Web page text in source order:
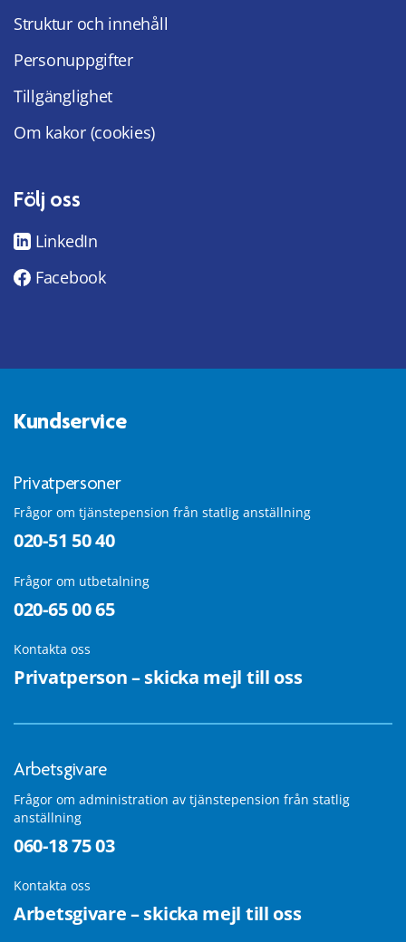
Struktur och innehåll
Personuppgifter
Tillgänglighet
Om kakor (cookies)
Följ oss
LinkedIn
Facebook
Kundservice
Privatpersoner
Frågor om tjänstepension från statlig anställning
020-51 50 40
Frågor om utbetalning
020-65 00 65
Kontakta oss
Privatperson – skicka mejl till oss
Arbetsgivare
Frågor om administration av tjänstepension från statlig
anställning
060-18 75 03
Kontakta oss
Arbetsgivare – skicka mejl till oss